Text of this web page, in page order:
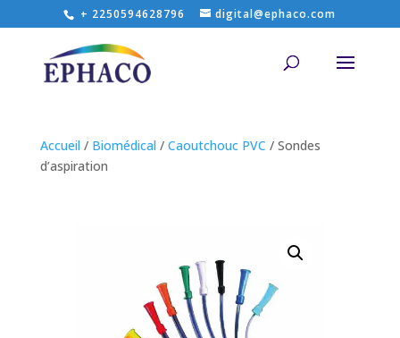
+ 2250594628796 digital@ephaco.com
Accueil / Biomédical / Caoutchouc PVC / Sondes
d’aspiration